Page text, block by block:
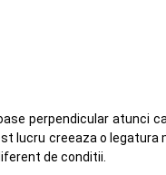
perpendicular atunci
lucru creeaza o
de conditii.